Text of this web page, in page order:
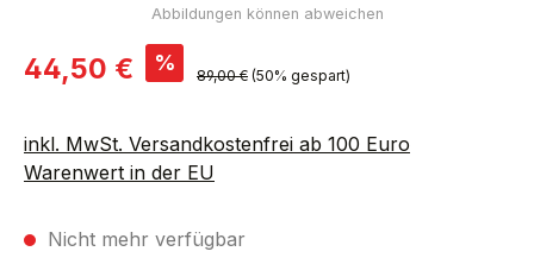
Verkaufspreis:
44,50 € % Regulärer Preis:
89,00 € (50% gespart)
inkl. MwSt. Versandkostenfrei ab 100 Euro
Warenwert in der EU
Nicht mehr verfügbar